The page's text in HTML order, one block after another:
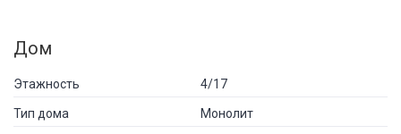
Дом
Этажность 4/17
Тип дома Монолит